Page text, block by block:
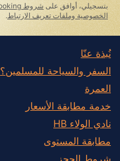
بتسجيلي، أوافق على شروط Halalbooking للاستخدام
الخصوصية وملفات تعريف الارتباط .
نُبذة عنّا
السفر والسياحة للمسلمين؟
العمرة
خدمة مطابقة الأسعار
نادي الولاء HB
مطابقة المستوى
شروط الحجز